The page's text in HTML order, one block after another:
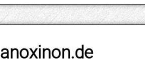
anoxinon.de